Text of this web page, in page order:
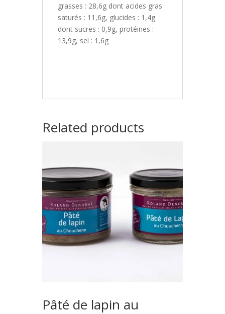
grasses : 28,6g dont acides gras
saturés : 11,6g, glucides : 1,4g
dont sucres : 0,9g, protéines :
13,9g, sel : 1,6g
Related products
Pâté de lapin au